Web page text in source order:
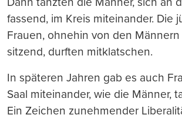
fassend, im Kreis miteinander. Die
Frauen, ohnehin von den
sitzend, durften mitklatschen.
In späteren Jahren gab es auch
Saal miteinander, wie die Männer,
Ein Zeichen zunehmender